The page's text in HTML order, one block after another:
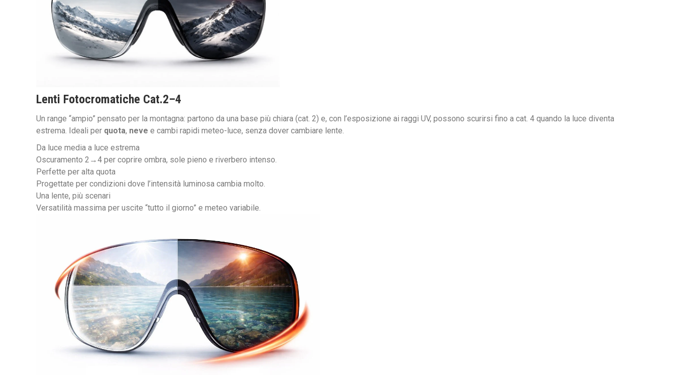
Lenti Fotocromatiche Cat.2–4
Un range “ampio” pensato per la montagna: partono da una base più chiara (cat. 2) e, con l’esposizione ai raggi UV, possono scurirsi fino a cat. 4 quando la luce diventa
estrema. Ideali per quota, neve e cambi rapidi meteo-luce, senza dover cambiare lente.
Da luce media a luce estrema
Oscuramento 2→4 per coprire ombra, sole pieno e riverbero intenso.
Perfette per alta quota
Progettate per condizioni dove l’intensità luminosa cambia molto.
Una lente, più scenari
Versatilità massima per uscite “tutto il giorno” e meteo variabile.